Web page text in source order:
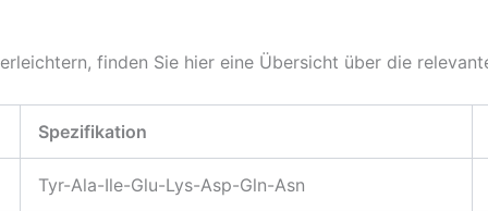
finden Sie hier eine Übersicht über die
Spezifikation
Tyr-Ala-Ile-Glu-Lys-Asp-Gln-Asn